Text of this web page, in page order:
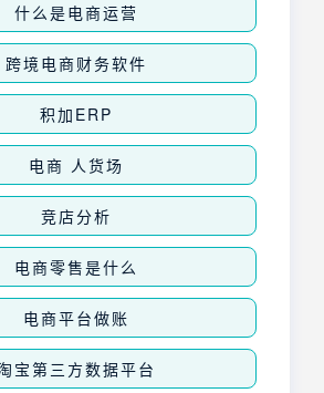
什么是电商运营
跨境电商财务软件
积加ERP
电商 人货场
竞店分析
电商零售是什么
电商平台做账
宝第三方数据平台